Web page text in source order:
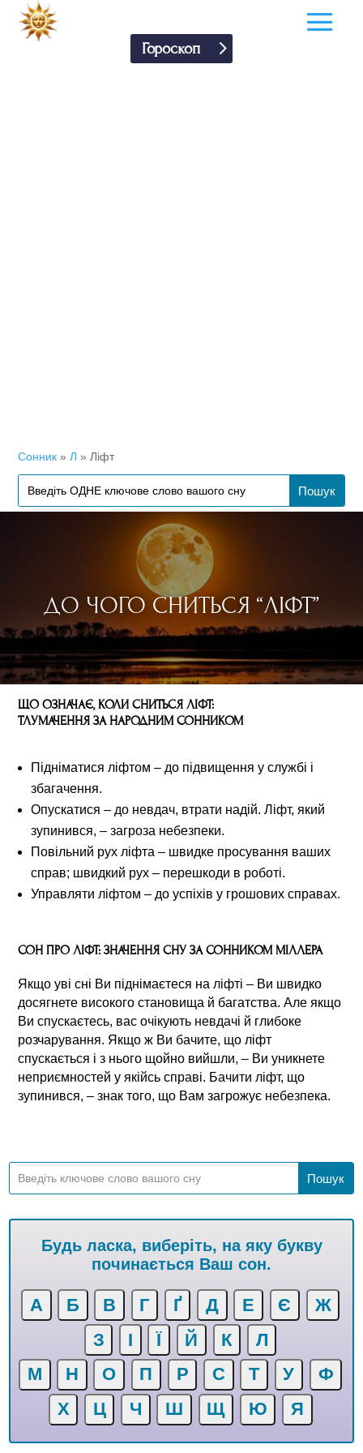
Гороскоп
Сонник » Л » Ліфт
ДО ЧОГО СНИТЬСЯ “ЛІФТ”
ЩО ОЗНАЧАЄ, КОЛИ СНИТЬСЯ ЛІФТ:
ТЛУМАЧЕННЯ ЗА НАРОДНИМ СОННИКОМ
Підніматися ліфтом – до підвищення у службі і
збагачення.
Опускатися – до невдач, втрати надій. Ліфт, який
зупинився, – загроза небезпеки.
Повільний рух ліфта – швидке просування ваших
справ; швидкий рух – перешкоди в роботі.
Управляти ліфтом – до успіхів у грошових справах.
СОН ПРО ЛІФТ: ЗНАЧЕННЯ СНУ ЗА СОННИКОМ МІЛЛЕРА
Якщо уві сні Ви піднімаєтеся на ліфті – Ви швидко
досягнете високого становища й багатства. Але якщо
Ви спускаєтесь, вас очікують невдачі й глибоке
розчарування. Якщо ж Ви бачите, що ліфт
спускається і з нього щойно вийшли, – Ви уникнете
неприємностей у якійсь справі. Бачити ліфт, що
зупинився, – знак того, що Вам загрожує небезпека.
Будь ласка, виберіть, на яку букву
починається Ваш сон.
А Б В Г Ґ Д Е Є
Ж
З
І Ї Й К
Л
М
Н О П Р С Т У
Ф
Х
Ц Ч Ш Щ Ю Я